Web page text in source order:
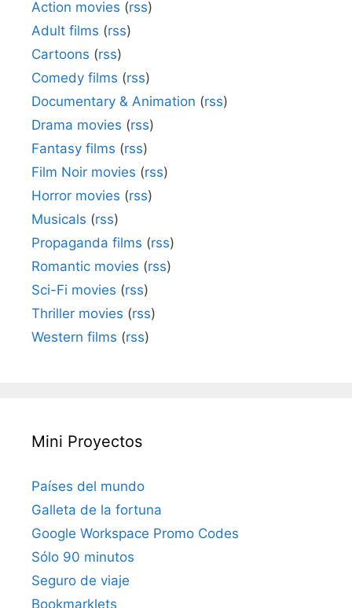
Action movies (rss)
Adult films (rss)
Cartoons (rss)
Comedy films (rss)
Documentary & Animation (rss)
Drama movies (rss)
Fantasy films (rss)
Film Noir movies (rss)
Horror movies (rss)
Musicals (rss)
Propaganda films (rss)
Romantic movies (rss)
Sci-Fi movies (rss)
Thriller movies (rss)
Western films (rss)
Mini Proyectos
Países del mundo
Galleta de la fortuna
Google Workspace Promo Codes
Sólo 90 minutos
Seguro de viaje
Bookmarklets